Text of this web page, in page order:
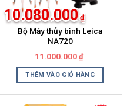
Bộ Máy thủy bình Leica
NA720
11.000.000 ₫
là:
10.080.000 ₫
tại
là:
THÊM VÀO GIỎ HÀNG